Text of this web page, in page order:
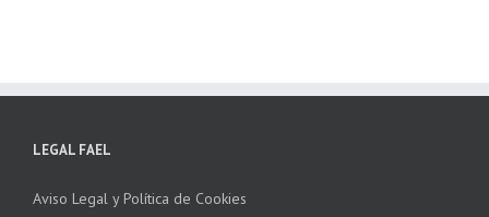
LEGAL FAEL
Aviso Legal y Política de Cookies